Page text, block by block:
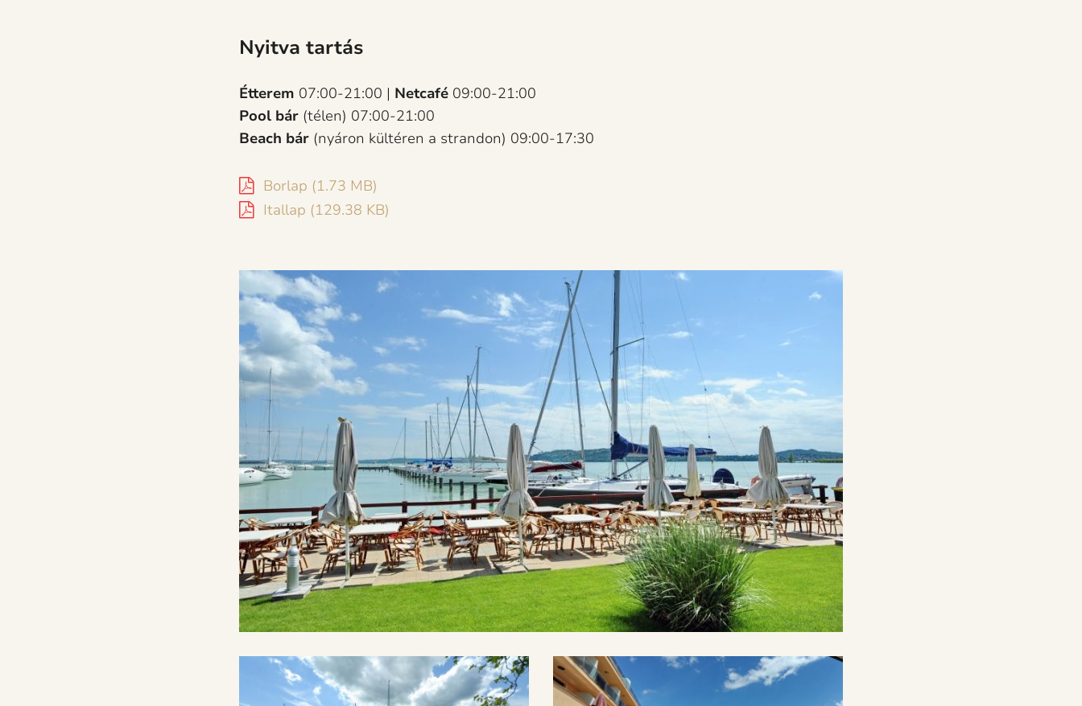
Nyitva tartás
Étterem 07:00-21:00 | Netcafé 09:00-21:00
Pool bár (télen) 07:00-21:00
Beach bár (nyáron kültéren a strandon) 09:00-17:30
Borlap (1.73 MB)
Itallap (129.38 KB)